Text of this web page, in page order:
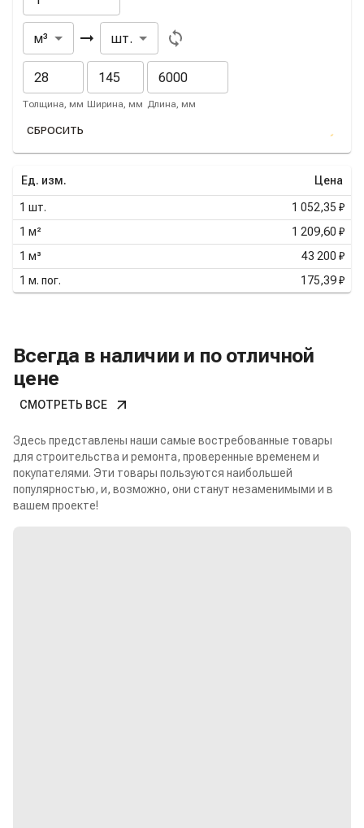
Из
м³
В
шт.
Толщина, мм Ширина, мм Длина, мм
СБРОСИТЬ
Ед. изм. Цена
1 шт.
1 052,35 ₽
1 м²
1 209,60 ₽
1 м³
43 200 ₽
1 м. пог. 175,39 ₽
Всегда в наличии и по отличной
цене
СМОТРЕТЬ ВСЕ
Здесь представлены наши самые востребованные товары
для строительства и ремонта, проверенные временем и
покупателями. Эти товары пользуются наибольшей
популярностью, и, возможно, они станут незаменимыми и в
вашем проекте!